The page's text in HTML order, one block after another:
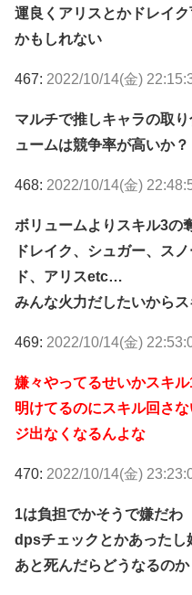
運良くアリスとかドレイ
かもしれない
467: 2022/10/14(金)
マルチで推しキャラの取
ュームは競争率が高いか？
468: 2022/10/14(金)
ボリュームよりスキル3の
ドレイク、シュガー、ス
ド、アリスetc…
みんな火力だしたいから
469: 2022/10/14(金)
嫌々やってるせいかスキ
明けてるのにスキル回さ
ジ出なくなるんよな
470: 2022/10/14(金)
1は負担でかそうで嫌だわ
dpsチェックとかあったし
あと死んだらどうなるのか